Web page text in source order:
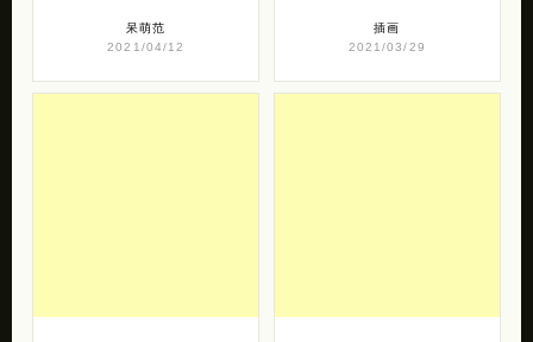
呆萌范
2021/04/12
插画
2021/03/29